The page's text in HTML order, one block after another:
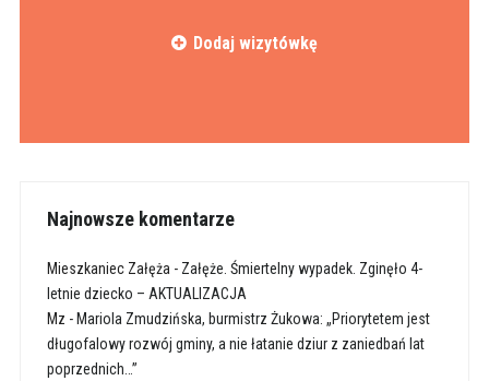
Dodaj wizytówkę
Najnowsze komentarze
Mieszkaniec Załęża - Załęże. Śmiertelny wypadek. Zginęło 4-
letnie dziecko – AKTUALIZACJA
Mz - Mariola Zmudzińska, burmistrz Żukowa: „Priorytetem jest
długofalowy rozwój gminy, a nie łatanie dziur z zaniedbań lat
poprzednich…”